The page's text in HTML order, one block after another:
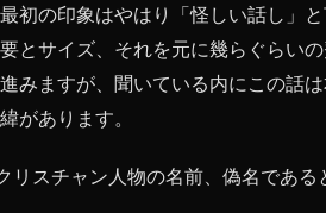
初の印象はやはり「怪しい話し」
とサイズ、それを元に幾らぐらい
みますが、聞いている内にこの話
があります。
リスチャン人物の名前、偽名であ